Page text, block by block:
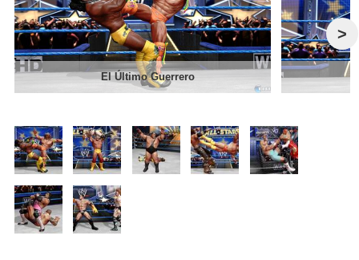
>
El Último Guerrero